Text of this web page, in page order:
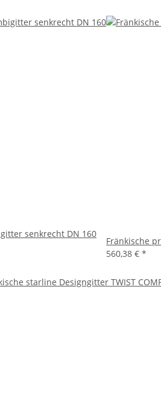
senkrecht DN 160
Fränkische
560,38 € *